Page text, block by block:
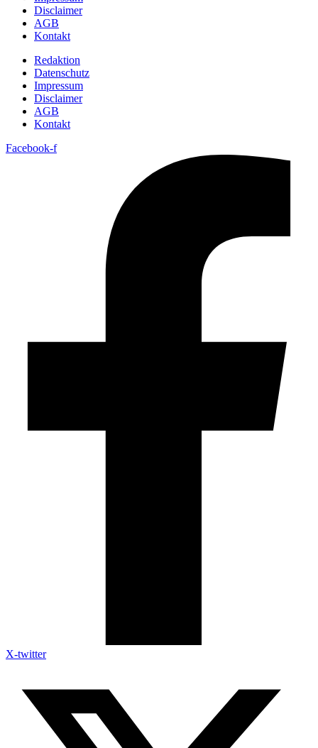
Disclaimer
AGB
Kontakt
Redaktion
Datenschutz
Impressum
Disclaimer
AGB
Kontakt
Facebook-f
X-twitter